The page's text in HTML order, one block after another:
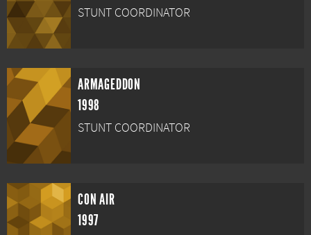
STUNT COORDINATOR
ARMAGEDDON
1998
STUNT COORDINATOR
CON AIR
1997